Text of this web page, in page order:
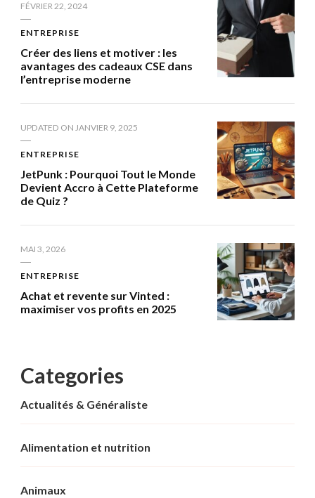
FÉVRIER 22, 2024
ENTREPRISE
Créer des liens et motiver : les
avantages des cadeaux CSE dans
l’entreprise moderne
UPDATED ON JANVIER 9, 2025
ENTREPRISE
JetPunk : Pourquoi Tout le Monde
Devient Accro à Cette Plateforme
de Quiz ?
MAI 3, 2026
ENTREPRISE
Achat et revente sur Vinted :
maximiser vos profits en 2025
Categories
Actualités & Généraliste
Alimentation et nutrition
Animaux